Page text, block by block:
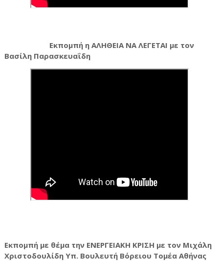
Εκπομπή η ΑΛΗΘΕΙΑ ΝΑ ΛΕΓΕΤΑΙ με τον
Βασίλη Παρασκευαΐδη
Εκπομπή με θέμα την ΕΝΕΡΓΕΙΑΚΗ ΚΡΙΣΗ με τον Μιχάλη
Χριστοδουλίδη Υπ. Βουλευτή Βόρειου Τομέα Αθήνας